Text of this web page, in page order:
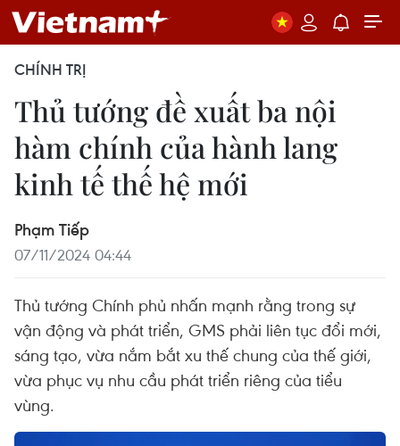
CHÍNH TRỊ
Thủ tướng đề xuất ba nội
hàm chính của hành lang
kinh tế thế hệ mới
Phạm Tiếp
07/11/2024 04:44
Thủ tướng Chính phủ nhấn mạnh rằng trong sự
vận động và phát triển, GMS phải liên tục đổi mới,
sáng tạo, vừa nắm bắt xu thế chung của thế giới,
vừa phục vụ nhu cầu phát triển riêng của tiểu
vùng.